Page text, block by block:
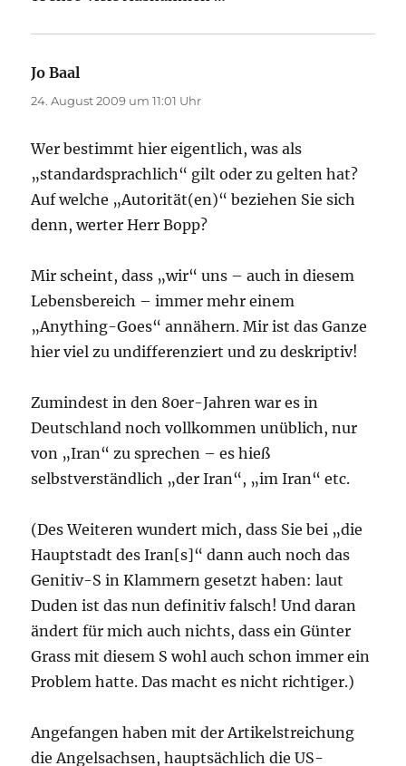
Jo Baal
24. August 2009 um 11:01 Uhr
Wer bestimmt hier eigentlich, was als
„standardsprachlich“ gilt oder zu gelten hat?
Auf welche „Autorität(en)“ beziehen Sie sich
denn, werter Herr Bopp?
Mir scheint, dass „wir“ uns – auch in diesem
Lebensbereich – immer mehr einem
„Anything-Goes“ annähern. Mir ist das Ganze
hier viel zu undifferenziert und zu deskriptiv!
Zumindest in den 80er-Jahren war es in
Deutschland noch vollkommen unüblich, nur
von „Iran“ zu sprechen – es hieß
selbstverständlich „der Iran“, „im Iran“ etc.
(Des Weiteren wundert mich, dass Sie bei „die
Hauptstadt des Iran[s]“ dann auch noch das
Genitiv-S in Klammern gesetzt haben: laut
Duden ist das nun definitiv falsch! Und daran
ändert für mich auch nichts, dass ein Günter
Grass mit diesem S wohl auch schon immer ein
Problem hatte. Das macht es nicht richtiger.)
Angefangen haben mit der Artikelstreichung
die Angelsachsen, hauptsächlich die US-